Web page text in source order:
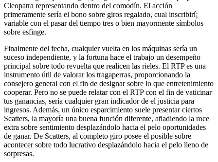
Cleopatra representando dentro del comodín. El acción
primeramente serí­a el bono sobre giros regalado, cual inscribirí¡
variable con el pasar del tiempo tres o bien mayormente símbolos
sobre esfinge.
Finalmente del fecha, cualquier vuelta en los máquinas serí­a un
suceso independiente, y la fortuna hace el trabajo un desempeño
principal sobre todo revuelta que realicen las rieles. El RTP es una
instrumento útil de valorar los tragaperras, proporcionando la
consejero general con el fin de designar sobre lo que entretenimiento
cooperar. Pero no se puede relatar con el RTP con el fin de vaticinar
tus ganancias, serí­a cualquier gran indicador de el justicia para
ingresos. Además, un único esparcimiento suele presentar ciertos
Scatters, la mayorí­a una buena función diferente, añadiendo la roce
extra sobre sentimiento desplazándolo hacia el pelo oportunidades
de ganar. De Scatters, al completo giro posee el posible sobre
acontecer sobre todo lucrativo desplazándolo hacia el pelo lleno de
sorpresas.